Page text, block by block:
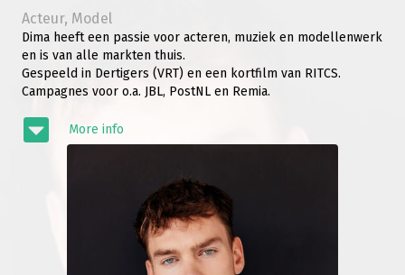
Acteur, Model
Dima heeft een passie voor acteren, muziek en modellenwerk
en is van alle markten thuis.
Gespeeld in Dertigers (VRT) en een kortfilm van RITCS.
Campagnes voor o.a. JBL, PostNL en Remia.
More info